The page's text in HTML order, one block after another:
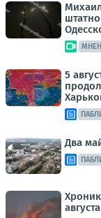
5
Два